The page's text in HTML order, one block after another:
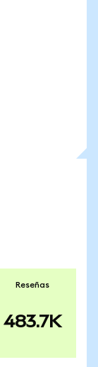
Reseñas
483.7K